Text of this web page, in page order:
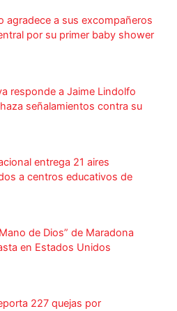
agradece a sus excompañeros
por su primer baby shower
responde a Jaime Lindolfo
señalamientos contra su
entrega 21 aires
a centros educativos de
de Dios” de Maradona
en Estados Unidos
227 quejas por